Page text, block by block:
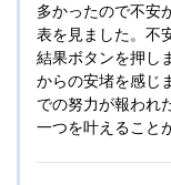
多かったので不安
表を見ました。不
結果ボタンを押し
からの安堵を感じ
での努力が報われ
一つを叶えること